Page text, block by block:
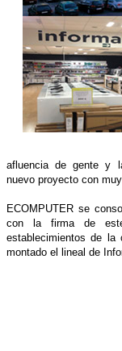
afluencia de gente y
nuevo proyecto con
ECOMPUTER se
con la firma de
establecimientos de la
montado el lineal de